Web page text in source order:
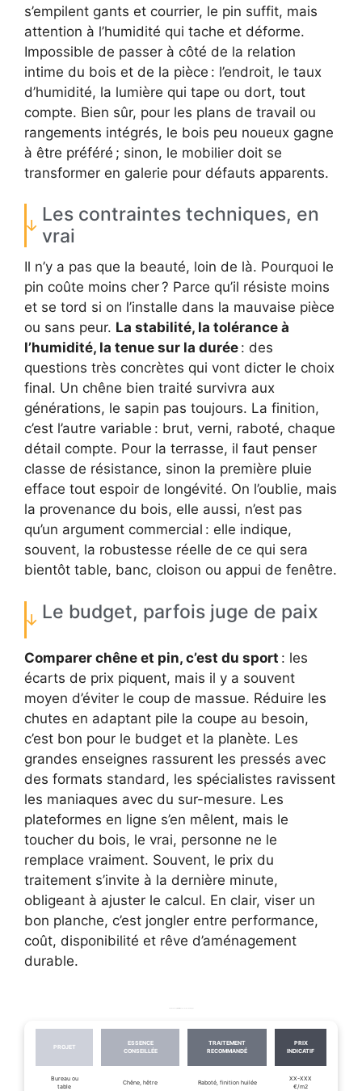
s’empilent gants et courrier, le pin suffit, mais
attention à l’humidité qui tache et déforme.
Impossible de passer à côté de la relation
intime du bois et de la pièce : l’endroit, le taux
d’humidité, la lumière qui tape ou dort, tout
compte. Bien sûr, pour les plans de travail ou
rangements intégrés, le bois peu noueux gagne
à être préféré ; sinon, le mobilier doit se
transformer en galerie pour défauts apparents.
Les contraintes techniques, en
vrai
Il n’y a pas que la beauté, loin de là. Pourquoi le
pin coûte moins cher ? Parce qu’il résiste moins
et se tord si on l’installe dans la mauvaise pièce
ou sans peur. La stabilité, la tolérance à
l’humidité, la tenue sur la durée : des
questions très concrètes qui vont dicter le choix
final. Un chêne bien traité survivra aux
générations, le sapin pas toujours. La finition,
c’est l’autre variable : brut, verni, raboté, chaque
détail compte. Pour la terrasse, il faut penser
classe de résistance, sinon la première pluie
efface tout espoir de longévité. On l’oublie, mais
la provenance du bois, elle aussi, n’est pas
qu’un argument commercial : elle indique,
souvent, la robustesse réelle de ce qui sera
bientôt table, banc, cloison ou appui de fenêtre.
Le budget, parfois juge de paix
Comparer chêne et pin, c’est du sport : les
écarts de prix piquent, mais il y a souvent
moyen d’éviter le coup de massue. Réduire les
chutes en adaptant pile la coupe au besoin,
c’est bon pour le budget et la planète. Les
grandes enseignes rassurent les pressés avec
des formats standard, les spécialistes ravissent
les maniaques avec du sur-mesure. Les
plateformes en ligne s’en mêlent, mais le
toucher du bois, le vrai, personne ne le
remplace vraiment. Souvent, le prix du
traitement s’invite à la dernière minute,
obligeant à ajuster le calcul. En clair, viser un
bon planche, c’est jongler entre performance,
coût, disponibilité et rêve d’aménagement
durable.
PROJET
ESSENCE
CONSEILLÉE
TRAITEMENT
RECOMMANDÉ
PRIX
INDICATIF
Bureau ou
table
Chêne, hêtre Raboté, finition huilée
XX-XXX
€/m2